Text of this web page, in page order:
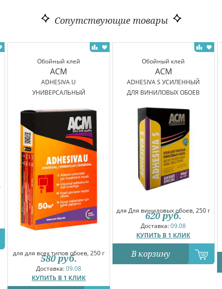
Сопутствующие товары
Обойный клей
ACM
ADHESIVA U
УНИВЕРСАЛЬНЫЙ
для для всех типов обоев, 250 г
Доставка:09.08
КУПИТЬ В 1 КЛИК
580 руб.
Обойный клей
ACM
ADHESIVA S УСИЛЕННЫЙ
ДЛЯ ВИНИЛОВЫХ ОБОЕВ
для Для виниловых обоев, 250 г
Доставка:09.08
КУПИТЬ В 1 КЛИК
620 руб.
В корзину